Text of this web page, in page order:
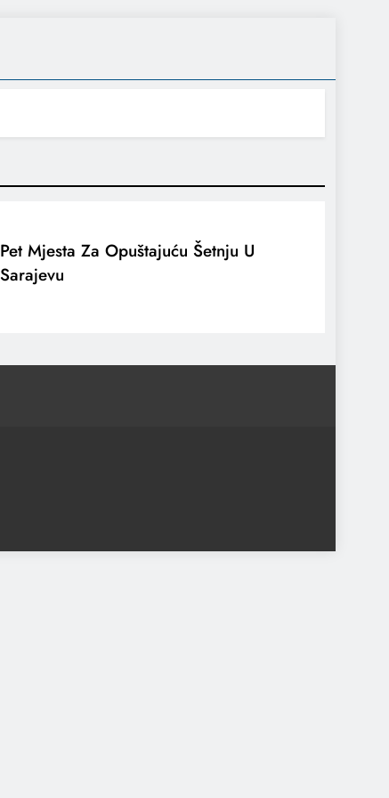
Pet Mjesta Za Opuštajuću Šetnju U
Sarajevu